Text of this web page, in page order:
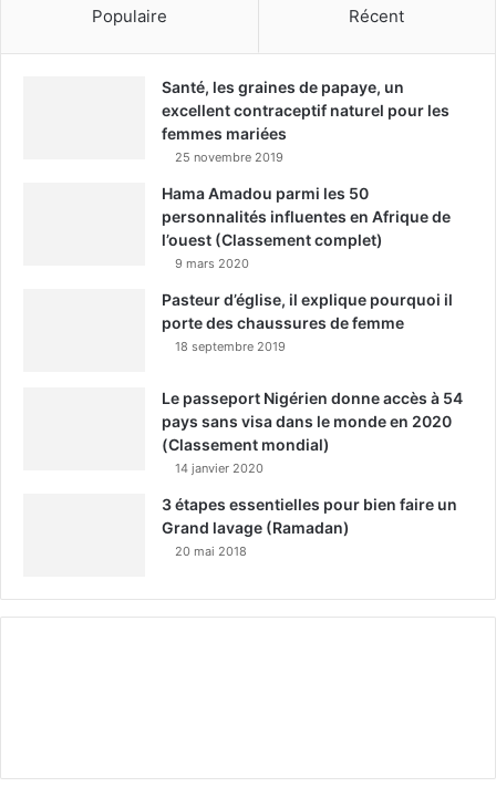
Populaire Récent
Santé, les graines de papaye, un
excellent contraceptif naturel pour les
femmes mariées
25 novembre 2019
Hama Amadou parmi les 50
personnalités influentes en Afrique de
l’ouest (Classement complet)
9 mars 2020
Pasteur d’église, il explique pourquoi il
porte des chaussures de femme
18 septembre 2019
Le passeport Nigérien donne accès à 54
pays sans visa dans le monde en 2020
(Classement mondial)
14 janvier 2020
3 étapes essentielles pour bien faire un
Grand lavage (Ramadan)
20 mai 2018